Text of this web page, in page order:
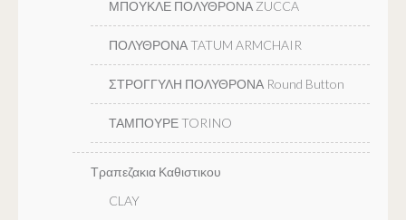
ΜΠΟΥΚΛΕ ΠΟΛΥΘΡΟΝΑ ZUCCA
ΠΟΛΥΘΡΟΝΑ TATUM ARMCHAIR
ΣΤΡΟΓΓΥΛΗ ΠΟΛΥΘΡΟΝΑ Round Button
ΤΑΜΠΟΥΡΕ TORINO
Τραπεζακια Καθιστικου
CLAY